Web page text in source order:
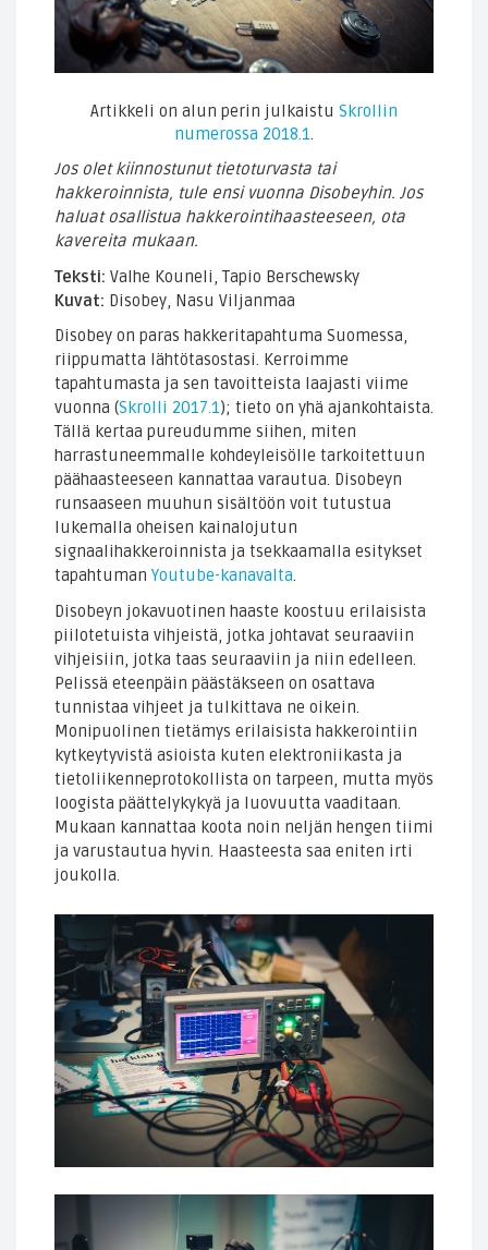
Artikkeli on alun perin julkaistu Skrollin
numerossa 2018.1
Jos olet kiinnostunut tietoturvasta tai
hakkeroinnista, tule ensi vuonna Disobeyhin. Jos
haluat osallistua hakkerointihaasteeseen, ota
kavereita mukaan.
Teksti: Valhe Kouneli, Tapio Berschewsky
Kuvat: Disobey, Nasu Viljanmaa
Disobey on paras hakkeritapahtuma Suomessa,
riippumatta lähtötasostasi. Kerroimme
tapahtumasta ja sen tavoitteista laajasti viime
vuonna (Skrolli 2017.1); tieto on yhä ajankohtaista.
Tällä kertaa pureudumme siihen, miten
harrastuneemmalle kohdeyleisölle tarkoitettuun
päähaasteeseen kannattaa varautua. Disobeyn
runsaaseen muuhun sisältöön voit tutustua
lukemalla oheisen kainalojutun
signaalihakkeroinnista ja tsekkaamalla esitykset
tapahtuman Youtube-kanavalta.
Disobeyn jokavuotinen haaste koostuu erilaisista
piilotetuista vihjeistä, jotka johtavat seuraaviin
vihjeisiin, jotka taas seuraaviin ja niin edelleen.
Pelissä eteenpäin päästäkseen on osattava
tunnistaa vihjeet ja tulkittava ne oikein.
Monipuolinen tietämys erilaisista hakkerointiin
kytkeytyvistä asioista kuten elektroniikasta ja
tietoliikenneprotokollista on tarpeen, mutta myös
loogista päättelykykyä ja luovuutta vaaditaan.
Mukaan kannattaa koota noin neljän hengen tiimi
ja varustautua hyvin. Haasteesta saa eniten irti
joukolla.